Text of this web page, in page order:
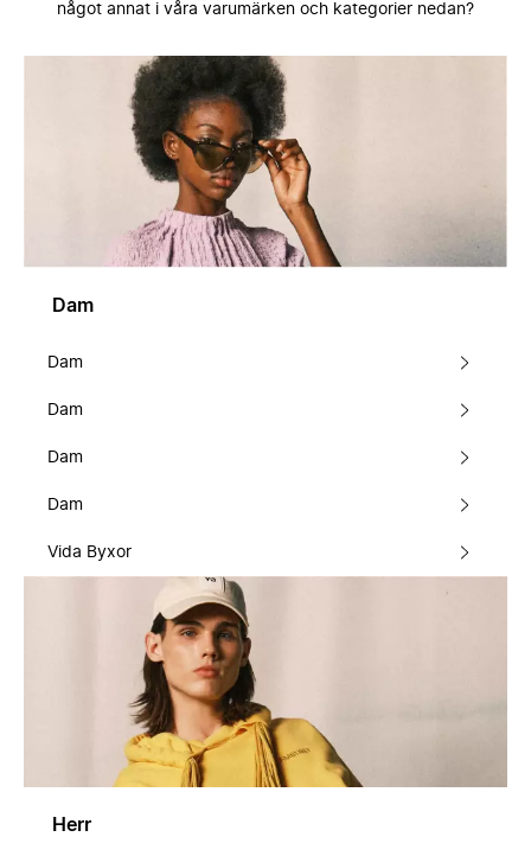
något annat i våra varumärken och kategorier nedan?
Dam
Dam
Dam
Dam
Dam
Vida Byxor
Herr